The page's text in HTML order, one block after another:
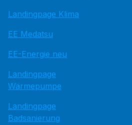
Landingpage Klima
EE Medatsu
EE-Energie neu
Landingpage
Wärmepumpe
Landingpage
Badsanierung